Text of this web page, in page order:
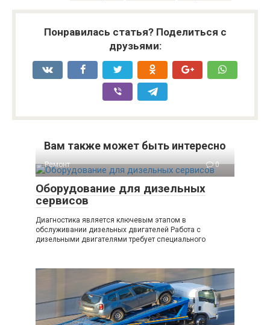
Понравилась статья? Поделиться с
друзьями:
Вам также может быть интересно
Ремонт 0
Оборудование для дизельных
сервисов
Диагностика является ключевым этапом в
обслуживании дизельных двигателей Работа с
дизельными двигателями требует специального